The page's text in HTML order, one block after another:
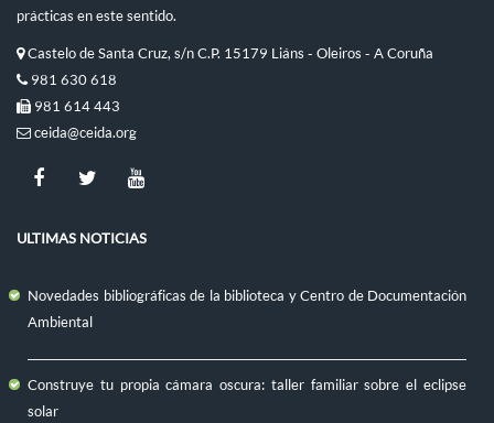
prácticas en este sentido.
Castelo de Santa Cruz, s/n C.P. 15179 Liáns - Oleiros - A Coruña
981 630 618
981 614 443
ceida@ceida.org
ULTIMAS NOTICIAS
Novedades bibliográficas de la biblioteca y Centro de Documentación
Ambiental
Construye tu propia cámara oscura: taller familiar sobre el eclipse
solar